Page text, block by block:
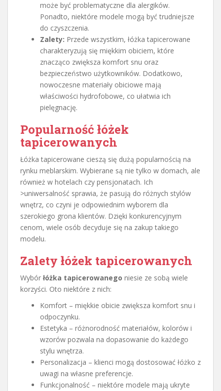
może być problematyczne dla alergików.
Ponadto, niektóre modele mogą być trudniejsze
do czyszczenia.
Zalety: Przede wszystkim, łóżka tapicerowane
charakteryzują się miękkim obiciem, które
znacząco zwiększa komfort snu oraz
bezpieczeństwo użytkowników. Dodatkowo,
nowoczesne materiały obiciowe mają
właściwości hydrofobowe, co ułatwia ich
pielęgnację.
Popularność łóżek
tapicerowanych
Łóżka tapicerowane cieszą się dużą popularnością na
rynku meblarskim. Wybierane są nie tylko w domach, ale
również w hotelach czy pensjonatach. Ich
>uniwersalność sprawia, że pasują do różnych stylów
wnętrz, co czyni je odpowiednim wyborem dla
szerokiego grona klientów. Dzięki konkurencyjnym
cenom, wiele osób decyduje się na zakup takiego
modelu.
Zalety łóżek tapicerowanych
Wybór łóżka tapicerowanego niesie ze sobą wiele
korzyści. Oto niektóre z nich:
Komfort – miękkie obicie zwiększa komfort snu i
odpoczynku.
Estetyka – różnorodność materiałów, kolorów i
wzorów pozwala na dopasowanie do każdego
stylu wnętrza.
Personalizacja – klienci mogą dostosować łóżko z
uwagi na własne preferencje.
Funkcjonalność – niektóre modele mają ukryte